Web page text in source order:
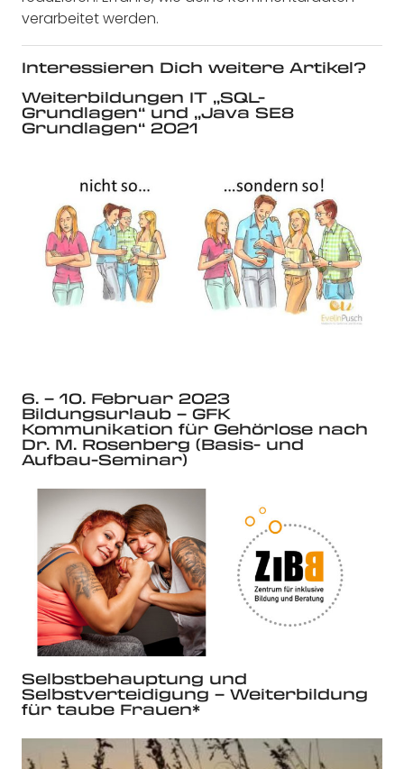
verarbeitet werden.
Interessieren Dich weitere Artikel?
Weiterbildungen IT „SQL-
Grundlagen“ und „Java SE8
Grundlagen“ 2021
6. – 10. Februar 2023
Bildungsurlaub – GFK
Kommunikation für Gehörlose nach
Dr. M. Rosenberg (Basis- und
Aufbau-Seminar)
Selbstbehauptung und
Selbstverteidigung – Weiterbildung
für taube Frauen*